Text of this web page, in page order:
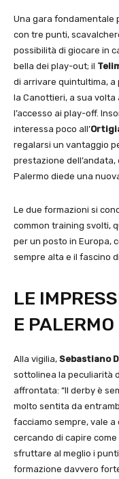
Una gara fondamentale
con tre punti,
possibilità di giocare in
bella dei play-out; il
di arrivare quintultima, a
la Canottieri, a sua volta
l’accesso ai play-off.
interessa poco all’
regalarsi un vantaggio
prestazione
Palermo diede una
Le due formazioni si
common training svolti,
per un posto in Europa,
sempre alta e il fascino
LE
E PALERMO
Alla vigilia, Sebastiano
sottolinea la peculiarità
affrontata: “Il derby è
molto sentita da
facciamo sempre, vale
cercando di capire
sfruttare al meglio i punti
formazione davvero